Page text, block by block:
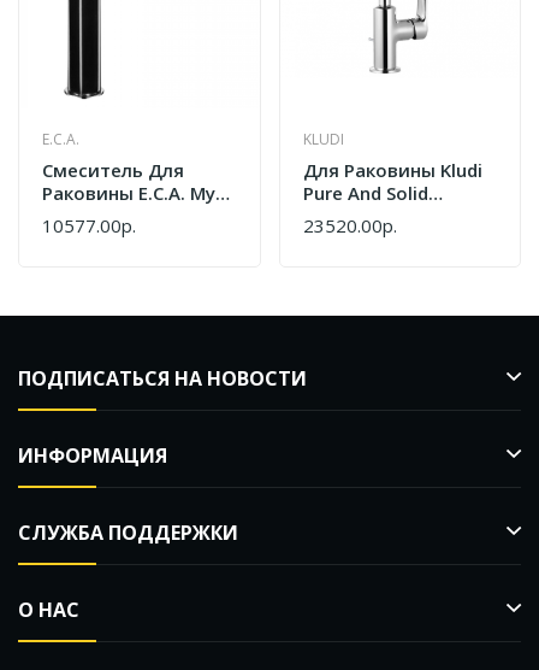
E.C.A.
Cмеситель Для
Раковины E.C.A. Myra
230 104508984EX
Черный Хром
10577.00р.
KLUDI
Для Раковины Kludi
Pure And Solid
340240575
23520.00р.
ПОДПИСАТЬСЯ НА НОВОСТИ
ИНФОРМАЦИЯ
СЛУЖБА ПОДДЕРЖКИ
О НАС